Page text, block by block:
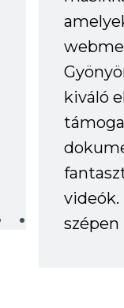
kiváló
videók.